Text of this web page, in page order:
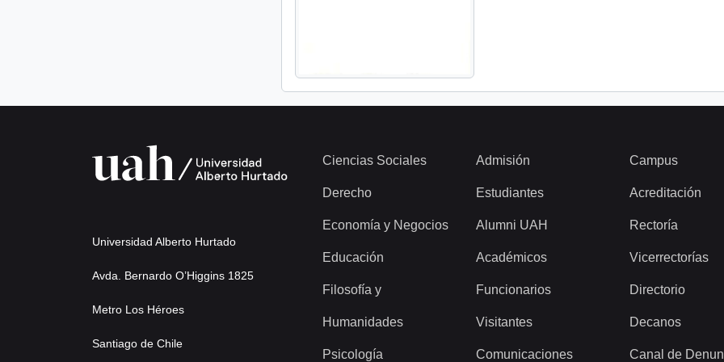
Universidad Alberto Hurtado
Avda. Bernardo O’Higgins 1825
Metro Los Héroes
Santiago de Chile
Ciencias Sociales
Derecho
Economía y Negocios
Educación
Filosofía y
Humanidades
Psicología
Admisión
Estudiantes
Alumni UAH
Académicos
Funcionarios
Visitantes
Comunicaciones
Campus
Acreditación
Rectoría
Vicerrectorías
Directorio
Decanos
Canal de